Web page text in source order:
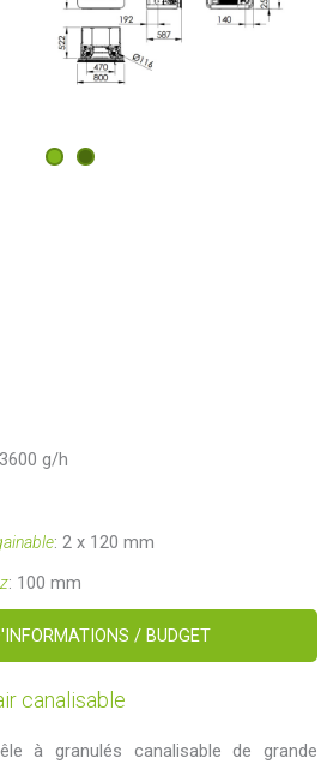
canalisable
à granulés canalisable de grande
g/h
: 2 x 120 mm
: 100 mm
/ BUDGET